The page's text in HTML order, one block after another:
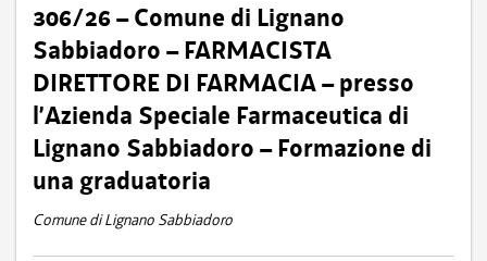
306/26 – Comune di Lignano
Sabbiadoro – FARMACISTA
DIRETTORE DI FARMACIA – presso
l’Azienda Speciale Farmaceutica di
Lignano Sabbiadoro – Formazione di
una graduatoria
Comune di Lignano Sabbiadoro